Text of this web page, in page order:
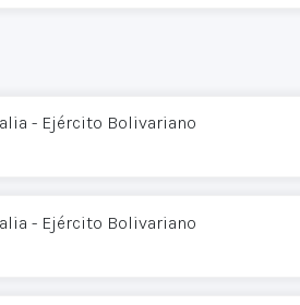
- Ejército Bolivariano
- Ejército Bolivariano